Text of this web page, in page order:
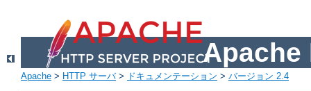
Apache
Apache > HTTP サーバ> ドキュメンテーション > バージョン 2.4